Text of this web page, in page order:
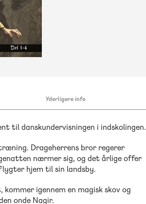
Yderligere info
til danskundervisningen i indskolingen.
Drageherrens bror regerer
nærmer sig, og det årlige offer
hjem til sin landsby.
igennem en magisk skov og
onde Nagir.